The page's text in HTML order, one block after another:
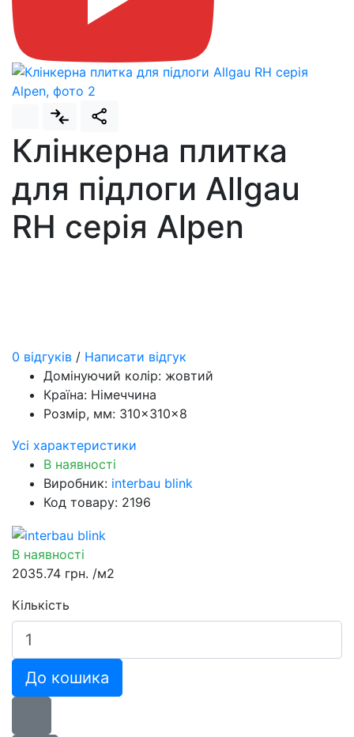
Клінкерна плитка
для підлоги Allgau
RH серія Alpen
0 відгуків / Написати відгук
Домінуючий колір: жовтий
Країна: Німеччина
Розмір, мм: 310×310×8
Усі характеристики
В наявності
Виробник: interbau blink
Код товару: 2196
В наявності
2035.74 грн. /м2
Кількість
До кошика